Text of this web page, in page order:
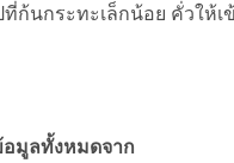
ที่ก้นกระทะเล็กน้อย คั่วให้เ
มูลทั้งหมดจาก